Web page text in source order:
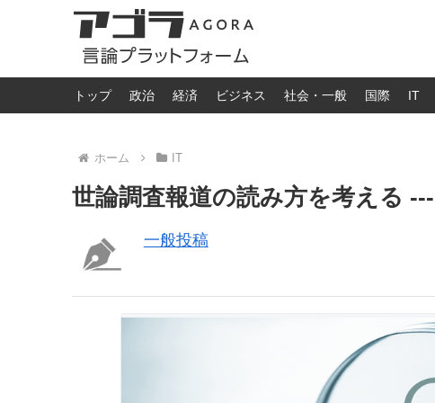
トップ 政治 経済 ビジネス 社会・一般 国際 IT
ホーム IT
世論調査報道の読み方を考える ---
一般投稿